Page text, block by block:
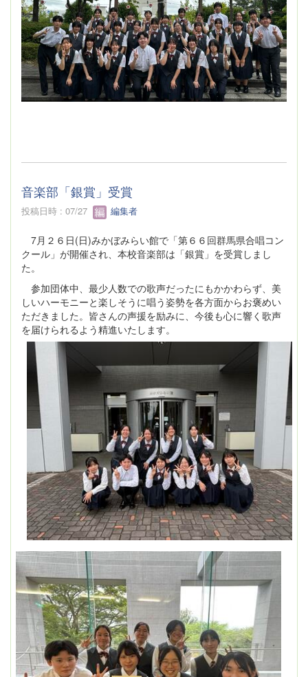
音楽部「銀賞」受賞
投稿日時 : 07/27 編集者
7月２６日(日)みかぼみらい館で「第６６回群馬県合唱コン
クール」が開催され、本校音楽部は「銀賞」を受賞しまし
た。
参加団体中、最少人数での歌声だったにもかかわらず、美
しいハーモニーと楽しそうに唱う姿勢を各方面からお褒めい
ただきました。皆さんの声援を励みに、今後も心に響く歌声
を届けられるよう精進いたします。